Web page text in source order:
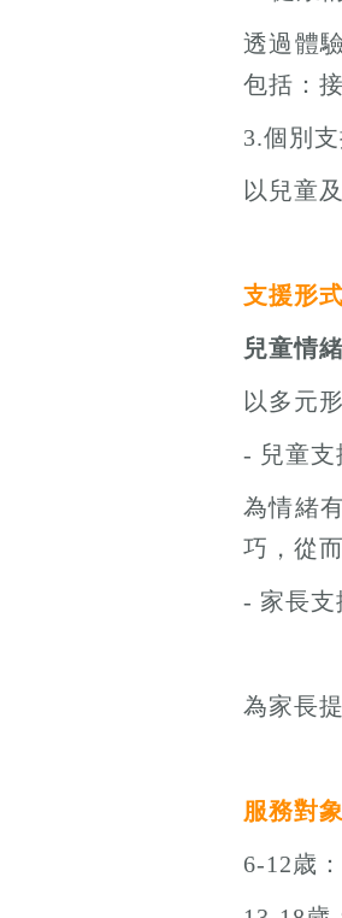
透過體
包括：
3.個別支
以兒童
支援形式
兒童情
以多元
- 兒童支
為情緒
巧，從
- 家長支
為家長
服務對象
6-12歳